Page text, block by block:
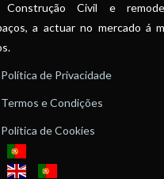
Construção Civil e
a actuar no mercado á
Política de Privacidade
Termos e Condições
Política de Cookies